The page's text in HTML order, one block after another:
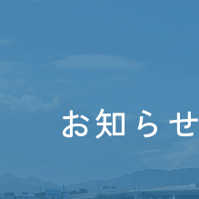
お知らせ